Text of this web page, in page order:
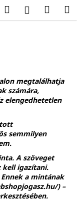
Keresés Kosár
megtalálhatja
számára,
elengedhetetlen
semmilyen
A szöveget
kell igazítani.
a mintának
) –